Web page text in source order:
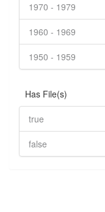
1970 - 1979
1960 - 1969
1950 - 1959
Has File(s)
true
false